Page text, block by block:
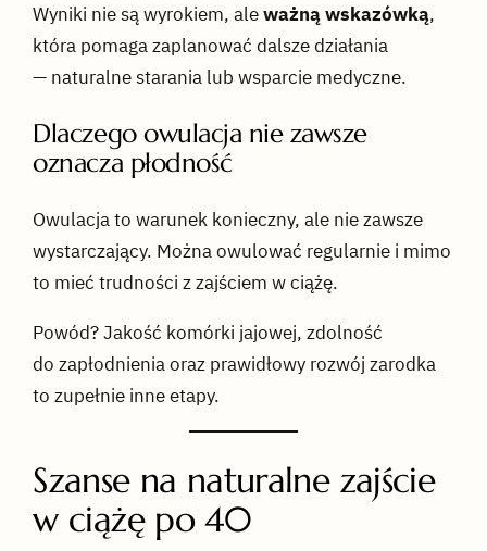
Wyniki nie są wyrokiem, aleważną wskazówką,
która pomaga zaplanować dalsze działania
— naturalne starania lub wsparcie medyczne.
Dlaczego owulacja nie zawsze
oznacza płodność
Owulacja to warunek konieczny, ale nie zawsze
wystarczający. Można owulować regularnie i mimo
to mieć trudności z zajściem w ciążę.
Powód? Jakość komórki jajowej, zdolność
do zapłodnienia oraz prawidłowy rozwój zarodka
to zupełnie inne etapy.
Szanse na naturalne zajście
w ciążę po 40